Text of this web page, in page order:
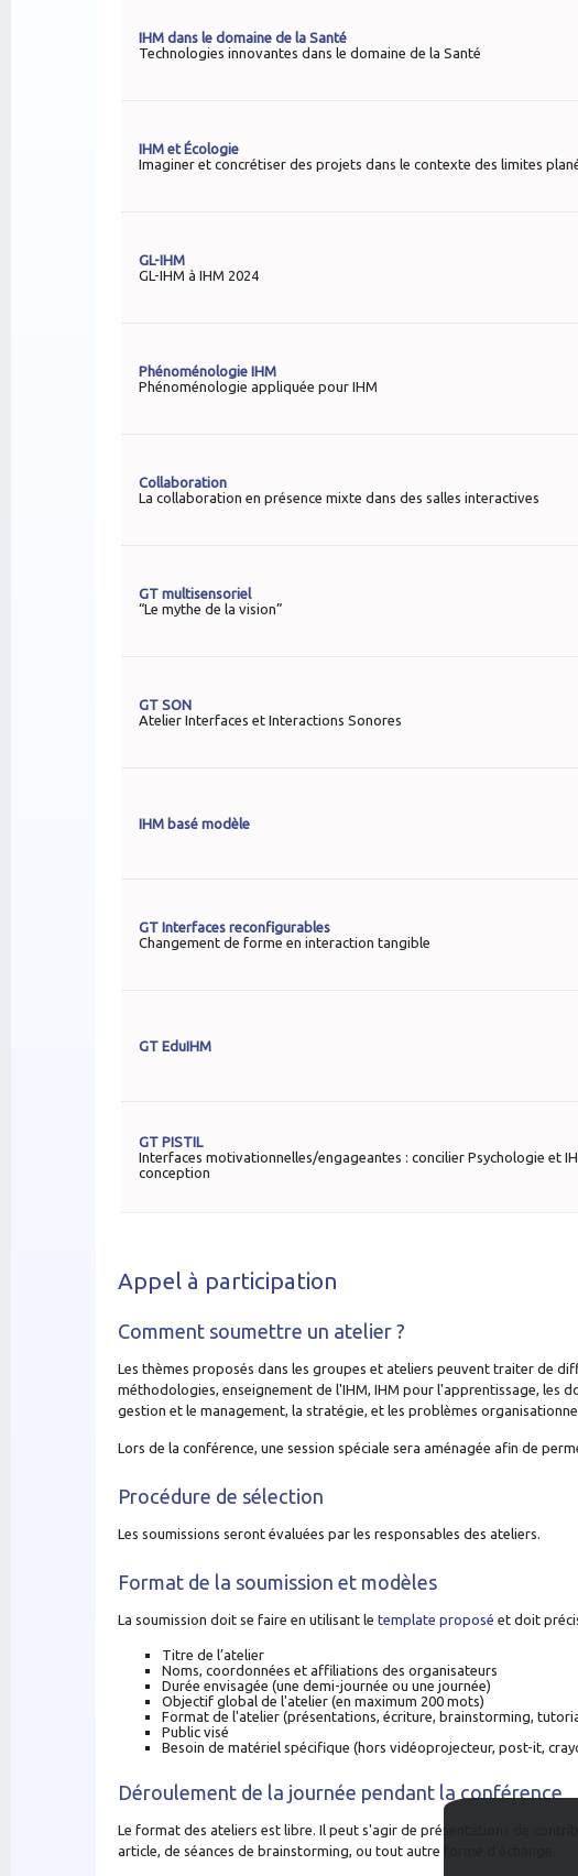
IHM dans le domaine de la Santé
Technologies innovantes dans le domaine de la Santé
IHM et Écologie
Imaginer et concrétiser des projets dans le contexte des limites
GL-IHM
GL-IHM à IHM 2024
Phénoménologie IHM
Phénoménologie appliquée pour IHM
Collaboration
La collaboration en présence mixte dans des salles interactives
GT multisensoriel
“Le mythe de la vision”
GT SON
Atelier Interfaces et Interactions Sonores
IHM basé modèle
GT Interfaces reconfigurables
Changement de forme en interaction tangible
GT EduIHM
GT PISTIL
Interfaces motivationnelles/engageantes : concilier Psychologie et
conception
Appel à participation
Comment soumettre un atelier ?
Les thèmes proposés dans les groupes et ateliers peuvent traiter de
méthodologies, enseignement de l'IHM, IHM pour l'apprentissage, les
gestion et le management, la stratégie, et les problèmes
Lors de la conférence, une session spéciale sera aménagée afin de
Procédure de sélection
Les soumissions seront évaluées par les responsables des ateliers.
Format de la soumission et modèles
La soumission doit se faire en utilisant le template proposé et doit
Titre de l’atelier
Noms, coordonnées et affiliations des organisateurs
Durée envisagée (une demi-journée ou une journée)
Objectif global de l'atelier (en maximum 200 mots)
Format de l'atelier (présentations, écriture, brainstorming,
Public visé
Besoin de matériel spécifique (hors vidéoprojecteur, post-it,
Déroulement de la journée pendant la conférence
Le format des ateliers est libre. Il peut s'agir de présentations de
article, de séances de brainstorming, ou tout autre forme d'échange.